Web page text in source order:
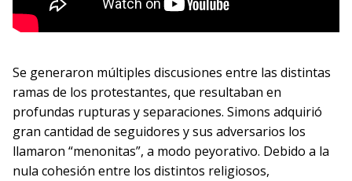
Se generaron múltiples discusiones entre las distintas
ramas de los protestantes, que resultaban en
profundas rupturas y separaciones. Simons adquirió
gran cantidad de seguidores y sus adversarios los
llamaron “menonitas”, a modo peyorativo. Debido a la
nula cohesión entre los distintos religiosos,